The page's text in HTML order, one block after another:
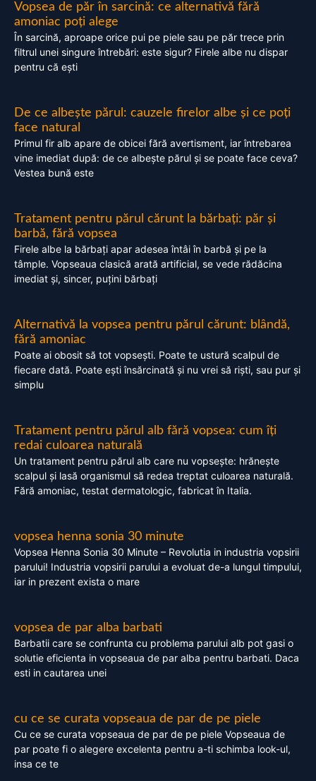
Vopsea de păr în sarcină: ce alternativă fără
amoniac poți alege
În sarcină, aproape orice pui pe piele sau pe păr trece prin
filtrul unei singure întrebări: este sigur? Firele albe nu dispar
pentru că ești
De ce albește părul: cauzele firelor albe și ce poți
face natural
Primul fir alb apare de obicei fără avertisment, iar întrebarea
vine imediat după: de ce albește părul și se poate face ceva?
Vestea bună este
Tratament pentru părul cărunt la bărbați: păr și
barbă, fără vopsea
Firele albe la bărbați apar adesea întâi în barbă și pe la
tâmple. Vopseaua clasică arată artificial, se vede rădăcina
imediat și, sincer, puțini bărbați
Alternativă la vopsea pentru părul cărunt: blândă,
fără amoniac
Poate ai obosit să tot vopsești. Poate te ustură scalpul de
fiecare dată. Poate ești însărcinată și nu vrei să riști, sau pur și
simplu
Tratament pentru părul alb fără vopsea: cum îți
redai culoarea naturală
Un tratament pentru părul alb care nu vopsește: hrănește
scalpul și lasă organismul să redea treptat culoarea naturală.
Fără amoniac, testat dermatologic, fabricat în Italia.
vopsea henna sonia 30 minute
Vopsea Henna Sonia 30 Minute – Revolutia in industria vopsirii
parului! Industria vopsirii parului a evoluat de-a lungul timpului,
iar in prezent exista o mare
vopsea de par alba barbati
Barbatii care se confrunta cu problema parului alb pot gasi o
solutie eficienta in vopseaua de par alba pentru barbati. Daca
esti in cautarea unei
cu ce se curata vopseaua de par de pe piele
Cu ce se curata vopseaua de par de pe piele Vopseaua de
par poate fi o alegere excelenta pentru a-ti schimba look-ul,
insa ce te